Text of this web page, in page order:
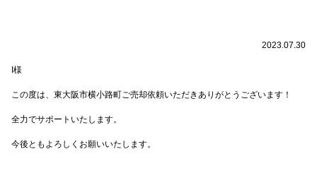
2023.07.30
I様
この度は、東大阪市横小路町ご売却依頼いただきありがとうございます！
全力でサポートいたします。
今後ともよろしくお願いいたします。